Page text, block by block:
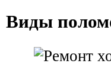
Виды